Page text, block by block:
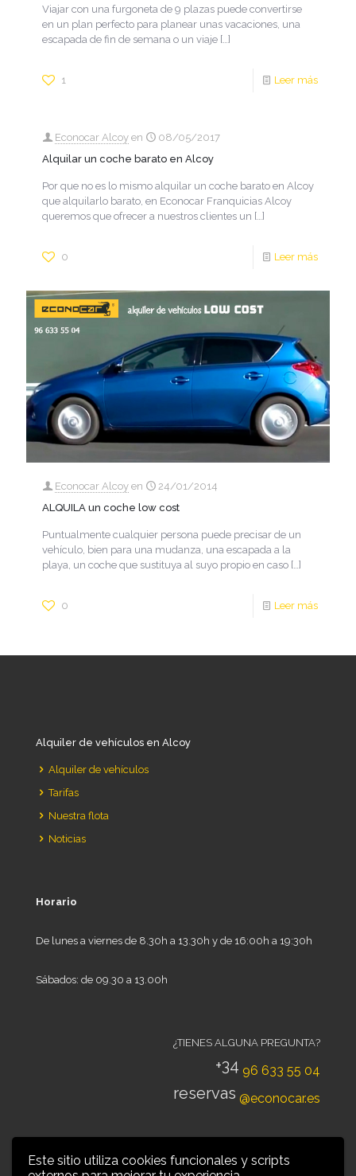
Este sitio utiliza cookies funcionales y scripts
Viajar con una furgoneta de 9 plazas puede convertirse
en un plan perfecto para planear unas vacaciones, una
escapada de fin de semana o un viaje […]
1 Leer más
Econocar Alcoy en
08/05/2017
Alquilar un coche barato en Alcoy
Por que no es lo mismo alquilar un coche barato en Alcoy
que alquilarlo barato, en Econocar Franquicias Alcoy
queremos que ofrecer a nuestros clientes un […]
0 Leer más
Econocar Alcoy en
24/01/2014
ALQUILA un coche low cost
Puntualmente cualquier persona puede precisar de un
vehículo, bien para una mudanza, una escapada a la
playa, un coche que sustituya al suyo propio en caso […]
0 Leer más
Alquiler de vehículos en Alcoy
Alquiler de vehículos
Tarifas
Nuestra flota
Noticias
Horario
De lunes a viernes de 8.30h a 13.30h y de 16:00h a 19:30h
Sábados: de 09.30 a 13.00h
¿TIENES ALGUNA PREGUNTA?
+34 96 633 55 04
reservas @econocar.es